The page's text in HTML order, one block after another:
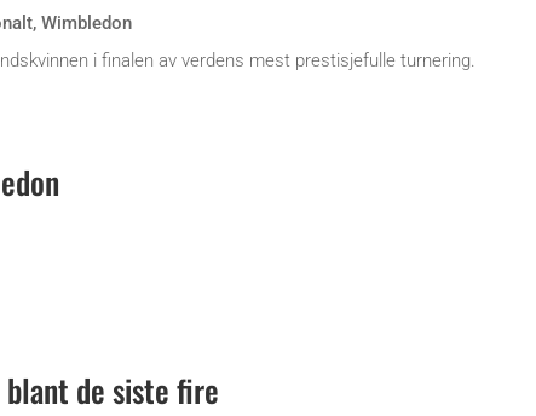
, Wimbledon
i finalen av verdens mest prestisjefulle turnering.
blant de siste fire